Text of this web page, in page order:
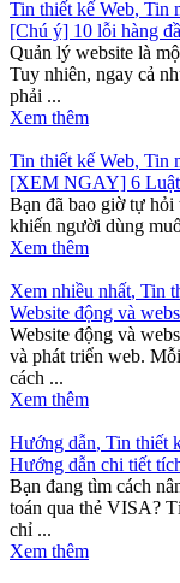
Tin thiết kế Web, Tin
[Chú ý] 10 lỗi hàng
Quản lý website là
Tuy nhiên, ngay cả
phải ...
Xem thêm
Tin thiết kế Web, Tin
[XEM NGAY] 6 Luật
Bạn đã bao giờ tự hỏi
khiến người dùng
Xem thêm
Xem nhiều nhất, Tin
Website động và
Website động và
và phát triển web.
cách ...
Xem thêm
Hướng dẫn, Tin thiết
Hướng dẫn chi tiết
Bạn đang tìm cách
toán qua thẻ VISA?
chỉ ...
Xem thêm